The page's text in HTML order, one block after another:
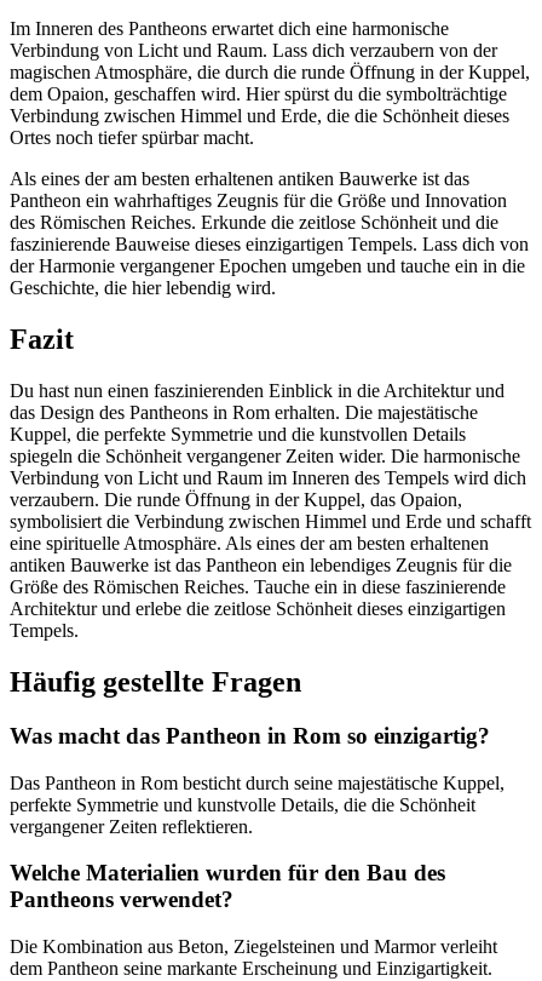
Im Inneren des Pantheons erwartet dich eine harmonische
Verbindung von Licht und Raum. Lass dich verzaubern von der
magischen Atmosphäre, die durch die runde Öffnung in der Kuppel,
dem Opaion, geschaffen wird. Hier spürst du die symbolträchtige
Verbindung zwischen Himmel und Erde, die die Schönheit dieses
Ortes noch tiefer spürbar macht.
Als eines der am besten erhaltenen antiken Bauwerke ist das
Pantheon ein wahrhaftiges Zeugnis für die Größe und Innovation
des Römischen Reiches. Erkunde die zeitlose Schönheit und die
faszinierende Bauweise dieses einzigartigen Tempels. Lass dich von
der Harmonie vergangener Epochen umgeben und tauche ein in die
Geschichte, die hier lebendig wird.
Fazit
Du hast nun einen faszinierenden Einblick in die Architektur und
das Design des Pantheons in Rom erhalten. Die majestätische
Kuppel, die perfekte Symmetrie und die kunstvollen Details
spiegeln die Schönheit vergangener Zeiten wider. Die harmonische
Verbindung von Licht und Raum im Inneren des Tempels wird dich
verzaubern. Die runde Öffnung in der Kuppel, das Opaion,
symbolisiert die Verbindung zwischen Himmel und Erde und schafft
eine spirituelle Atmosphäre. Als eines der am besten erhaltenen
antiken Bauwerke ist das Pantheon ein lebendiges Zeugnis für die
Größe des Römischen Reiches. Tauche ein in diese faszinierende
Architektur und erlebe die zeitlose Schönheit dieses einzigartigen
Tempels.
Häufig gestellte Fragen
Was macht das Pantheon in Rom so einzigartig?
Das Pantheon in Rom besticht durch seine majestätische Kuppel,
perfekte Symmetrie und kunstvolle Details, die die Schönheit
vergangener Zeiten reflektieren.
Welche Materialien wurden für den Bau des
Pantheons verwendet?
Die Kombination aus Beton, Ziegelsteinen und Marmor verleiht
dem Pantheon seine markante Erscheinung und Einzigartigkeit.